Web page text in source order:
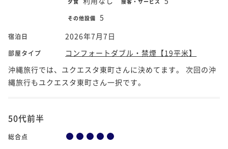
その他設備 5
宿泊日 2026年7月7日
部屋タイプ
コンフォートダブル・禁煙【19平米】
沖縄旅行では、ユクエスタ東町さんに決めてます。 次回の沖
縄旅行もユクエスタ東町さん一択です。
50代前半
総合点